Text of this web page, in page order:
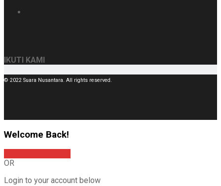
IKUTI KAMI
© 2022 Suara Nusantara. All rights reserved.
Welcome Back!
OR
Login to your account below